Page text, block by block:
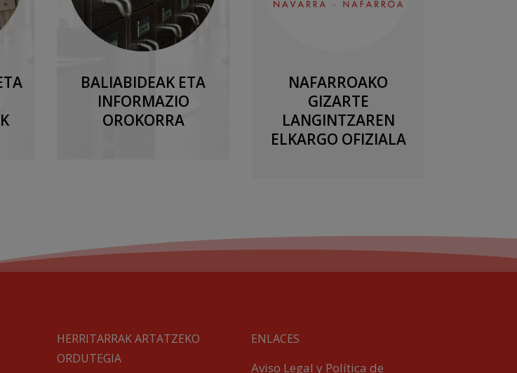
BALIABIDEAK ETA
INFORMAZIO
OROKORRA
NAFARROAKO
GIZARTE
LANGINTZAREN
ELKARGO OFIZIALA
HERRITARRAK ARTATZEKO
ORDUTEGIA
ENLACES
Aviso Legal y Política de